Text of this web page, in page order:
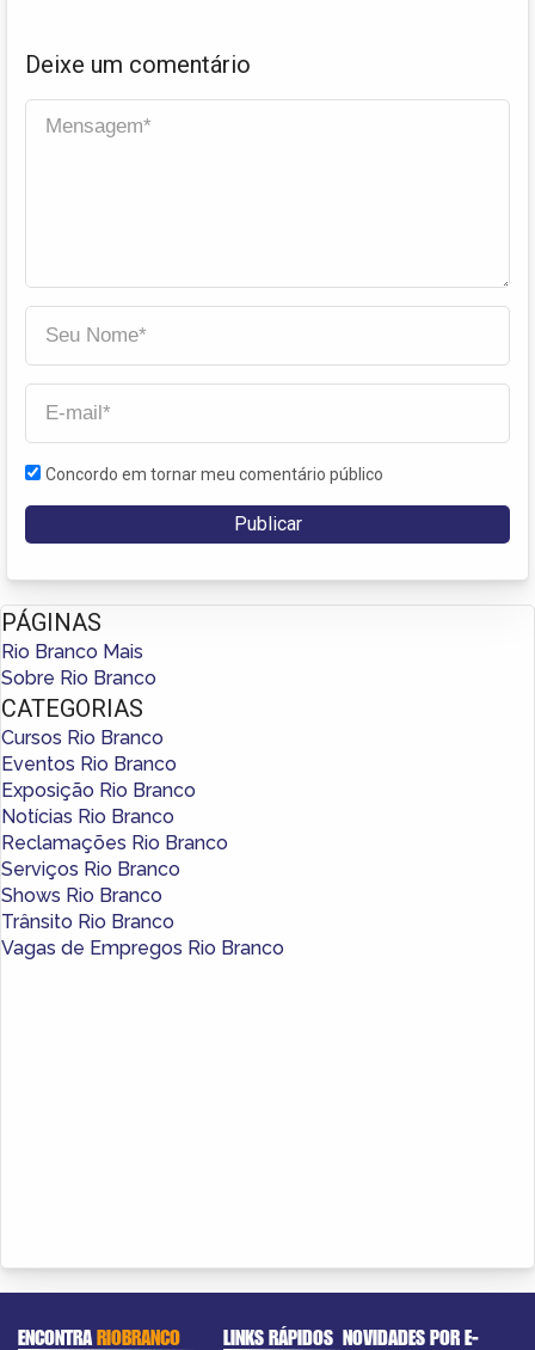
Deixe um comentário
Concordo em tornar meu comentário público
PÁGINAS
Rio Branco Mais
Sobre Rio Branco
CATEGORIAS
Cursos Rio Branco
Eventos Rio Branco
Exposição Rio Branco
Notícias Rio Branco
Reclamações Rio Branco
Serviços Rio Branco
Shows Rio Branco
Trânsito Rio Branco
Vagas de Empregos Rio Branco
ENCONTRARIOBRANCO LINKS RÁPIDOS NOVIDADES POR E-